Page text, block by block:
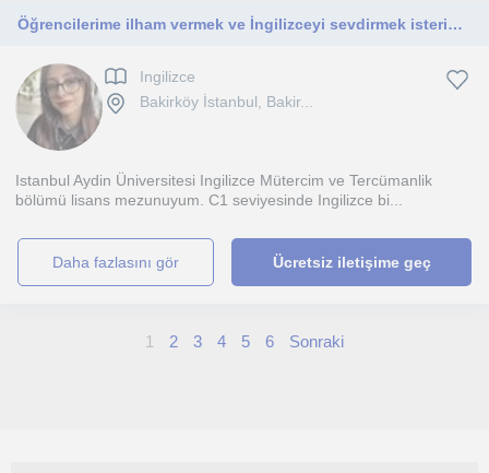
Öğrencilerime ilham vermek ve İngilizceyi sevdirmek isterim. Düzenli ve tertipliyimdir . Daha önce her yaş grubuyla deneyimim oldu
Ingilizce
Bakirköy İstanbul, Bakir...
Istanbul Aydin Üniversitesi Ingilizce Mütercim ve Tercümanlik
bölümü lisans mezunuyum. C1 seviyesinde Ingilizce bi...
daha fazlasını gör Ücretsiz iletişime geç
1 2 3 4 5 6 Sonraki